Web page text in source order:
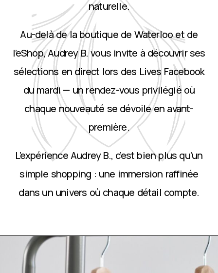
naturelle.
Au-delà de la boutique de Waterloo et de
l’eShop, Audrey B. vous invite à découvrir ses
sélections en direct lors des Lives Facebook
du mardi — un rendez-vous privilégié où
chaque nouveauté se dévoile en avant-
première.
L’expérience Audrey B., c’est bien plus qu’un
simple shopping : une immersion raffinée
dans un univers où chaque détail compte.